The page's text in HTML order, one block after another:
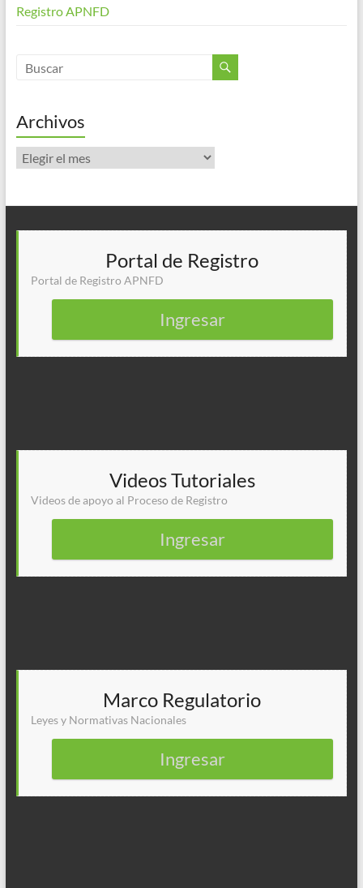
Registro APNFD
Archivos
Archivos
Portal de Registro
Portal de Registro APNFD
Ingresar
Videos Tutoriales
Videos de apoyo al Proceso de Registro
Ingresar
Marco Regulatorio
Leyes y Normativas Nacionales
Ingresar